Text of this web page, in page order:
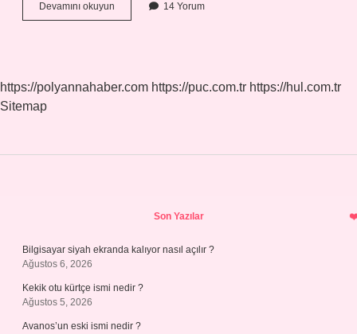
Devamını okuyun
Bulut
14 Yorum
https://polyannahaber.com https://puc.com.tr https://hul.com.tr
Sitemap
Son Yazılar
Bilgisayar siyah ekranda kalıyor nasıl açılır ?
Ağustos 6, 2026
Kekik otu kürtçe ismi nedir ?
Ağustos 5, 2026
Avanos’un eski ismi nedir ?